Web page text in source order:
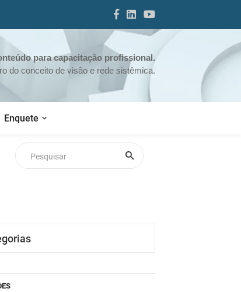
para capacitação profissional.
do conceito de visão e rede sistêmica.
Enquete